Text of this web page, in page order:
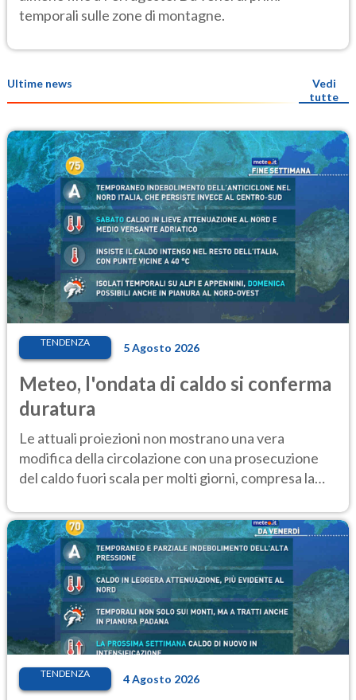
temporali sulle zone di montagne.
Ultime news
Vedi
tutte
TENDENZA 5 Agosto 2026
Meteo, l'ondata di caldo si conferma
duratura
Le attuali proiezioni non mostrano una vera
modifica della circolazione con una prosecuzione
del caldo fuori scala per molti giorni, compresa la
TENDENZA 4 Agosto 2026